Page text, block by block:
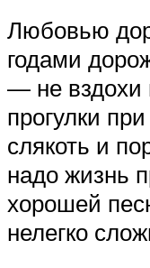
Любовью
годами
— не вздохи
прогулки
слякоть и
надо жизнь
хорошей
нелегко